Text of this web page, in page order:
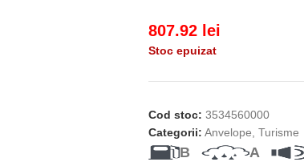
807.92 lei
Stoc epuizat
Cod stoc: 3534560000
Categorii: Anvelope Turisme
B A